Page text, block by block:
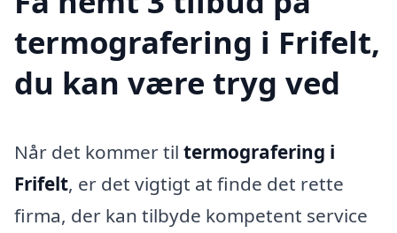
termografering i Frifelt,
du kan være tryg ved
Når det kommer til termografering i
Frifelt, er det vigtigt at finde det rette
firma, der kan tilbyde kompetent service